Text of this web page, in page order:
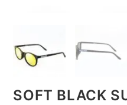
SOFT BLACK